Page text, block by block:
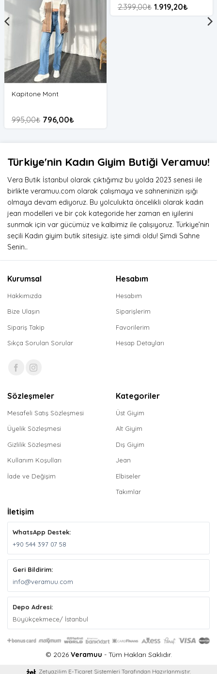
Kapitone Mont
995,00₺ 796,00₺
2.399,00₺ 1.919,20₺
Türkiye'nin Kadın Giyim Butiği Veramuu!
Vera Butik İstanbul olarak çıktığımız bu yolda 2023 senesi ile
birlikte veramuu.com olarak çalışmaya ve sahneninizin ışığı
olmaya devam ediyoruz. Bu yolculukta öncelikli olarak kadın
jean modelleri ve bir çok kategoride her zaman en iyilerini
sunmak için var gücümüz ve kalbimiz ile çalışıyoruz. Türkiye’nin
seçili Kadın giyim butik sitesiyiz. işte şimdi oldu! Şimdi Sahne
Senin..
Kurumsal
Hakkımızda
Bize Ulaşın
Sipariş Takip
Sıkça Sorulan Sorular
Hesabım
Hesabım
Siparişlerim
Favorilerim
Hesap Detayları
Sözleşmeler
Mesafeli Satış Sözleşmesi
Üyelik Sözleşmesi
Gizlilik Sözleşmesi
Kullanım Koşulları
İade ve Değişim
Kategoriler
Üst Giyim
Alt Giyim
Dış Giyim
Jean
Elbiseler
Takımlar
İletişim
WhatsApp Destek:
+90 544 397 07 58
Geri Bildirim:
info@veramuu.com
Depo Adresi:
Büyükçekmece/ İstanbul
© 2026 Veramuu - Tüm Hakları Saklıdır.
Zetyazilim E-Ticaret Sistemleri Tarafından Hazırlanmıştır.